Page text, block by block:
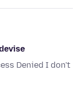
Denied I don't